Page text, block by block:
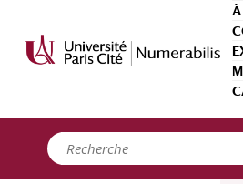
À
Créateurs
Wegman, William(1)